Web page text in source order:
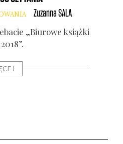
ZuzannaSALA
„Biu­ro­we książ­ki